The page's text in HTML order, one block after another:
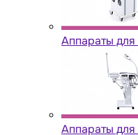
Аппараты для
Аппараты